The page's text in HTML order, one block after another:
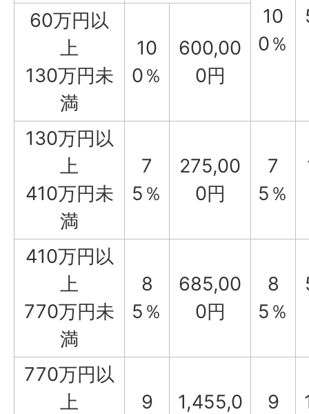
10
0％
60万円以
上
130万円未
満
10
0％
600,00
0円
130万円以
上
410万円未
満
7
5％
275,00
0円
7
5％
410万円以
上
770万円未
満
8
5％
685,00
0円
8
5％
770万円以
上
9
1,455,0
9